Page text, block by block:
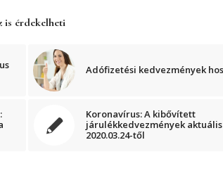
is érdekelheti
Adófizetési kedvezmények
Koronavírus: A kibővített
járulékkedvezmények
2020.03.24-től